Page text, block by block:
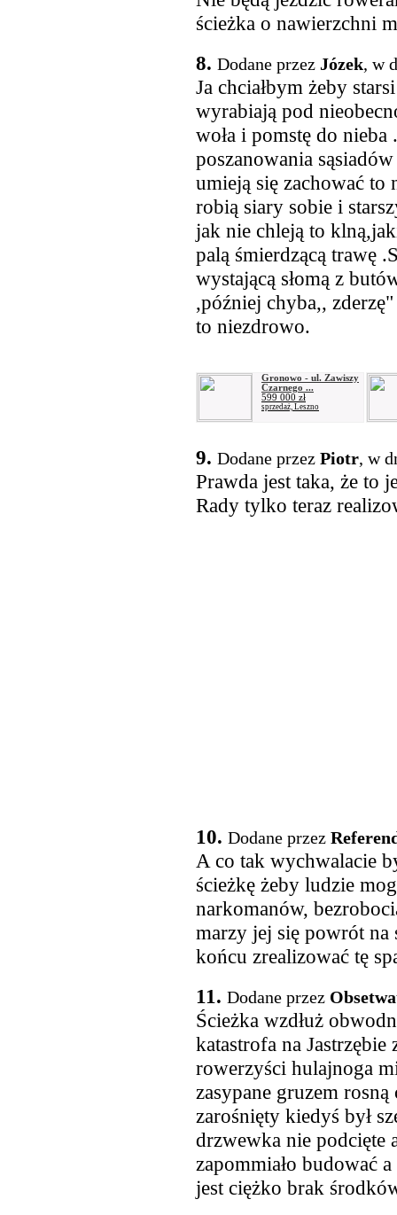
ścieżka o nawierzchni
8. Dodane przez Józek, w
Ja chciałbym żeby
wyrabiają pod
woła i pomstę do
poszanowania
umieją się zachować to
robią siary sobie i
jak nie chleją to
palą śmierdzącą trawę
wystającą słomą z
,później chyba,,
to niezdrowo.
Gronowo - ul. Zawiszy
Czarnego ...
599 000 zł
sprzedaż, Leszno
9. Dodane przez Piotr, w
Prawda jest taka, że to
Rady tylko teraz
10. Dodane przez
A co tak wychwalacie
ścieżkę żeby ludzie
narkomanów,
marzy jej się powrót
końcu zrealizować tę
11. Dodane przez
Ścieżka wzdłuż
katastrofa na
rowerzyści hulajnoga
zasypane gruzem
zarośnięty kiedyś był
drzwewka nie podcięte
zapommiało budować
jest ciężko brak